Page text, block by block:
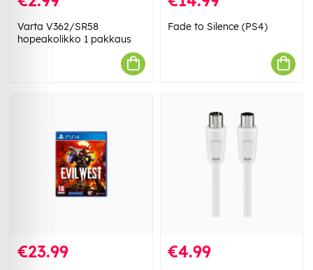
Varta V362/SR58
hopeakolikko 1 pakkaus
Fade to Silence (PS4)
€23.99 €4.99